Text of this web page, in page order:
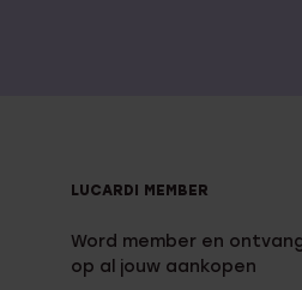
LUCARDI MEMBER
Word member en
op al jouw aankopen